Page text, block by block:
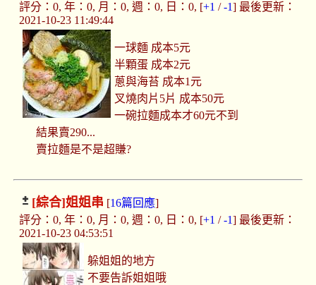
評分：0, 年：0, 月：0, 週：0, 日：0, [+1 /-1] 最後更新：
2021-10-23 11:49:44
一球麵 成本5元
半顆蛋 成本2元
蔥與海苔 成本1元
叉燒肉片5片 成本50元
一碗拉麵成本才60元不到
結果賣290...
賣拉麵是不是超賺?
[綜合]姐姐串 [16篇回應]
評分：0, 年：0, 月：0, 週：0, 日：0, [+1 /-1] 最後更新：
2021-10-23 04:53:51
躲姐姐的地方
不要告訴姐姐哦